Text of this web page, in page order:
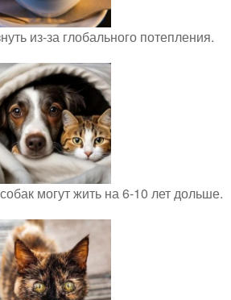
из-за глобального потепления.
могут жить на 6-10 лет дольше.